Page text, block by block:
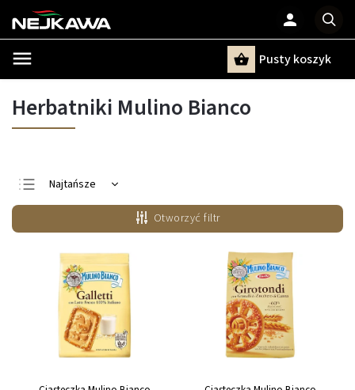
Pusty koszyk
Herbatniki Mulino Bianco
Najtańsze
Najdroższe
Alfabetycznie
Otworzyć filtr